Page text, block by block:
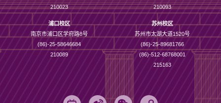
210023
210093
浦口校区
南京市浦口区学府路8号
(86)-25-58646684
210089
苏州校区
苏州市太湖大道1520号
(86)-25-89681766
(86)-512-68768001
215163